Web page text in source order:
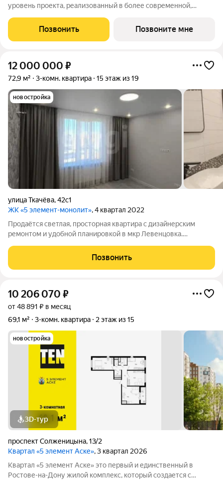
уровень проекта, реализованный в более современной,
жителях комплекса. Мы полностью изменили подход к
организации пространства для
Позвонить Позвоните мне
12 000 000 ₽
72,9 м² 3-комн. квартира 15 этаж из 19
новостройка
улица Ткачёва,42с1
ЖК «5 элемент-монолит», 4 квартал 2022
Продаётся светлая, просторная квартира с дизайнерским
ремонтом и удобной планировкой в мкр Левенцовка.
детские сады, школа, магазины, супермаркеты, аптеки и парк.
Остановка общественного
Позвонить
10 206 070 ₽
от 48 891 ₽ в месяц
69,1 м²
3-комн. квартира 2 этаж из 15
новостройка
3D-тур
проспект Солженицына,13/2
Квартал «5 элемент Аске», 3 квартал 2026
Квартал «5 элемент Аске» это первый и единственный в
Ростове-на-Дону жилой комплекс, который создается с